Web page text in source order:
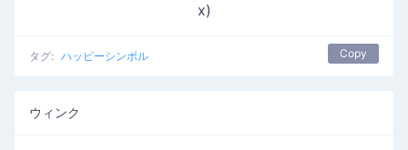
x)
タグ: ハッピーシンボル Copy
ウィンク